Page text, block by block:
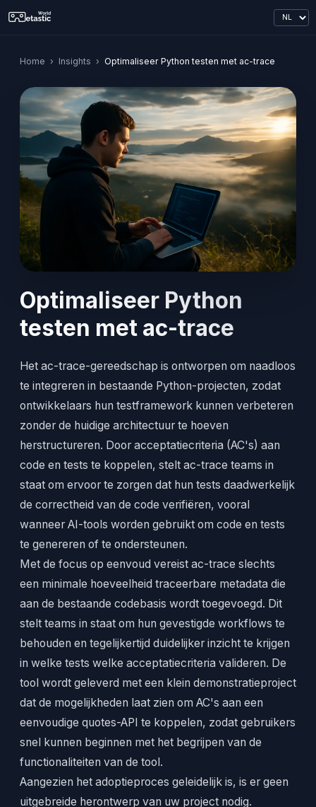
Home › Insights › Optimaliseer Python testen met ac-trace
Optimaliseer Python
testen met ac-trace
Het ac-trace-gereedschap is ontworpen om naadloos
te integreren in bestaande Python-projecten, zodat
ontwikkelaars hun testframework kunnen verbeteren
zonder de huidige architectuur te hoeven
herstructureren. Door acceptatiecriteria (AC's) aan
code en tests te koppelen, stelt ac-trace teams in
staat om ervoor te zorgen dat hun tests daadwerkelijk
de correctheid van de code verifiëren, vooral
wanneer AI-tools worden gebruikt om code en tests
te genereren of te ondersteunen.
Met de focus op eenvoud vereist ac-trace slechts
een minimale hoeveelheid traceerbare metadata die
aan de bestaande codebasis wordt toegevoegd. Dit
stelt teams in staat om hun gevestigde workflows te
behouden en tegelijkertijd duidelijker inzicht te krijgen
in welke tests welke acceptatiecriteria valideren. De
tool wordt geleverd met een klein demonstratieproject
dat de mogelijkheden laat zien om AC's aan een
eenvoudige quotes-API te koppelen, zodat gebruikers
snel kunnen beginnen met het begrijpen van de
functionaliteiten van de tool.
Aangezien het adoptieproces geleidelijk is, is er geen
uitgebreide herontwerp van uw project nodig.